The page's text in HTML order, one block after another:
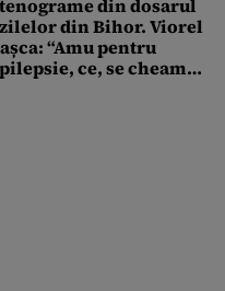
din dosarul
din Bihor. Viorel
“Amu pentru
ce, se cheamă